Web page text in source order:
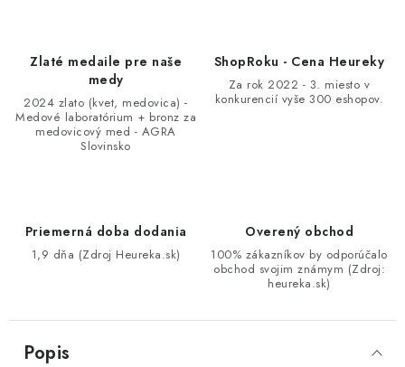
Zlaté medaile pre naše
medy
2024 zlato (kvet, medovica) -
Medové laboratórium + bronz za
medovicový med - AGRA
Slovinsko
ShopRoku - Cena Heureky
Za rok 2022 - 3. miesto v
konkurencií vyše 300 eshopov.
Priemerná doba dodania
1,9 dňa (Zdroj Heureka.sk)
Overený obchod
100% zákazníkov by odporúčalo
obchod svojim známym (Zdroj:
heureka.sk)
Popis